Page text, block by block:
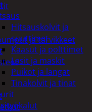
Hitsauskolvit ja
suuttimet
Kaasut ja polttimet
Lasit ja maskit
Puikot ja langat
Tinakolvit ja tinat
ja tarvikkeet